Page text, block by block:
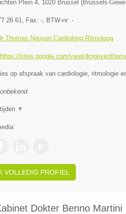
Plein 4, 1020 Brussel (Brussels-
26 61, Fax: -, BTW-nr: -
Thomas Nguyen Cardioloog Ritmoloog
https://sites.google.com/view/
op afspraak van cardiologie, ritmologie
▼
VOLLEDIG PROFIEL
Dokter Benno Martini